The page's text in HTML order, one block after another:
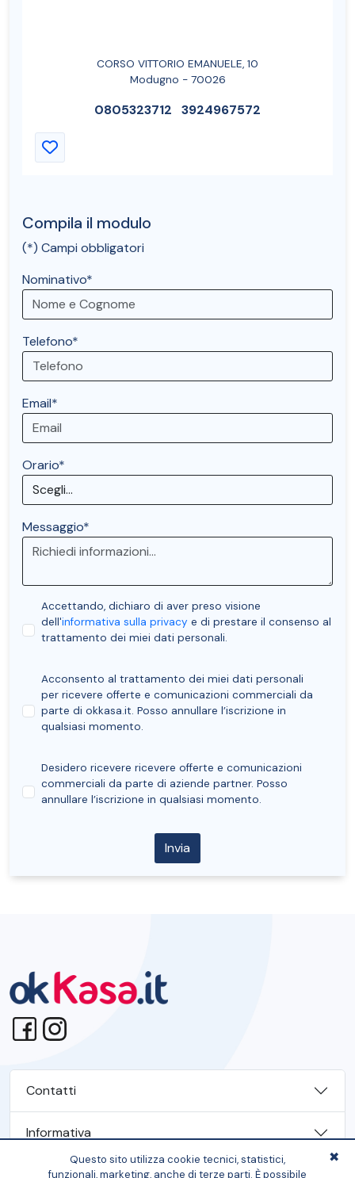
CORSO VITTORIO EMANUELE, 10
Modugno - 70026
0805323712 3924967572
Compila il modulo
(*) Campi obbligatori
Nominativo*
Telefono*
Email*
Orario*
Messaggio*
Accettando, dichiaro di aver preso visione
dell'informativa sulla privacy e di prestare il consenso al
trattamento dei miei dati personali.
Acconsento al trattamento dei miei dati personali
per ricevere offerte e comunicazioni commerciali da
parte di okkasa.it. Posso annullare l’iscrizione in
qualsiasi momento.
Desidero ricevere ricevere offerte e comunicazioni
commerciali da parte di aziende partner. Posso
annullare l’iscrizione in qualsiasi momento.
Contatti
Informativa
Dati Azienda
Questo sito utilizza cookie tecnici, statistici,
funzionali, marketing, anche di terze parti. È possibile
✖